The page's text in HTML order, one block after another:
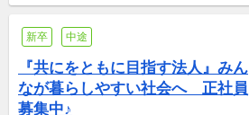
新卒 中途
『共にをともに目指す法人』みん
なが暮らしやすい社会へ　正社員
募集中♪